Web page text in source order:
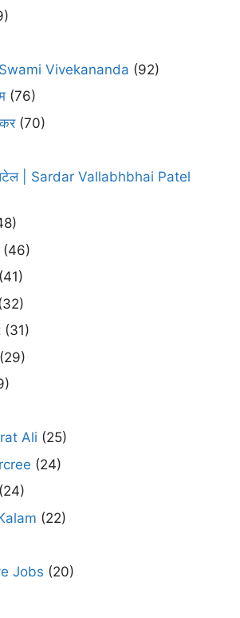
| Swami Vivekananda (92)
(76)
(70)
पटेल | Sardar Vallabhbhai Patel
(46)
(41)
(31)
(29)
Ali (25)
(24)
(24)
(22)
Jobs (20)